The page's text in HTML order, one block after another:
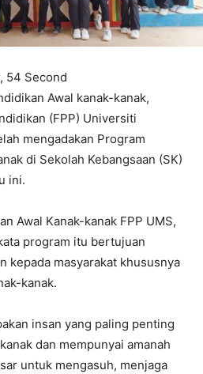
54 Second
Awal kanak-kanak,
(FPP) Universiti
mengadakan Program
di Sekolah Kebangsaan (SK)
ini.
Awal Kanak-kanak FPP UMS,
program itu bertujuan
kepada masyarakat khususnya
kanak.
insan yang paling penting
dan mempunyai amanah
untuk mengasuh, menjaga